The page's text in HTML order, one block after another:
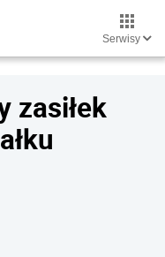
Serwisy
zasiłek